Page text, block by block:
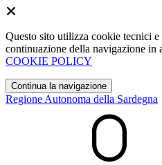
Questo sito utilizza cookie tecnici
continuazione della navigazione in
COOKIE POLICY
Continua la navigazione
Regione Autonoma della Sardegna